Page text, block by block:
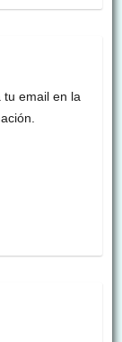
email en la